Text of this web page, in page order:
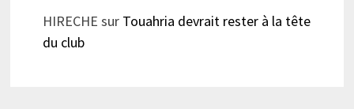
HIRECHE sur Touahria devrait rester à la tête
du club